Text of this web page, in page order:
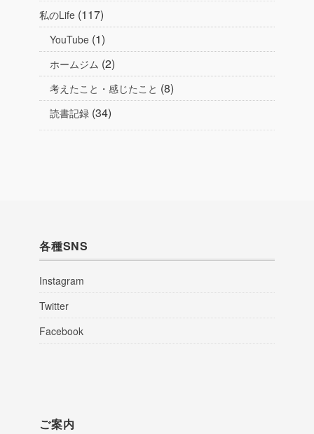
私のLife (117)
YouTube (1)
ホームジム (2)
考えたこと・感じたこと (8)
読書記録 (34)
各種SNS
Instagram
Twitter
Facebook
ご案内